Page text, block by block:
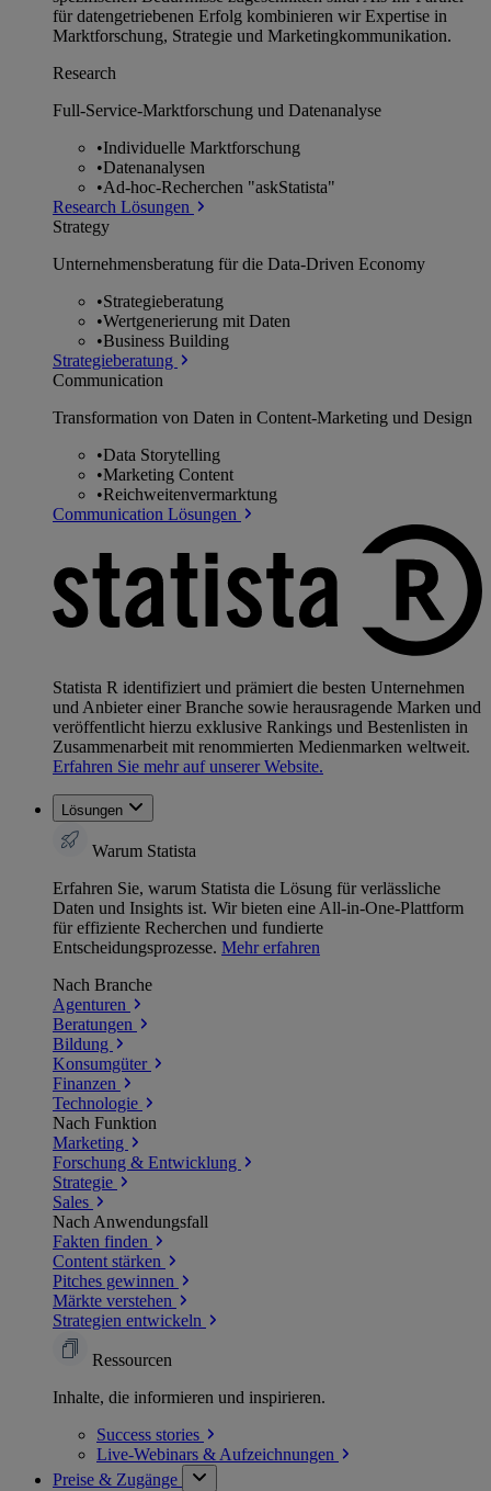
für datengetriebenen Erfolg kombinieren wir Expertise in
Marktforschung, Strategie und Marketingkommunikation.
Research
Full-Service-Marktforschung und Datenanalyse
•Individuelle Marktforschung
•Datenanalysen
•Ad-hoc-Recherchen "askStatista"
Research Lösungen
Strategy
Unternehmens­beratung für die Data-Driven Economy
•Strategieberatung
•Wertgenerierung mit Daten
•Business Building
Strategieberatung
Communication
Transformation von Daten in Content-Marketing und Design
•Data Storytelling
•Marketing Content
•Reichweitenvermarktung
Communication Lösungen
Statista R identifiziert und prämiert die besten Unternehmen
und Anbieter einer Branche sowie herausragende Marken und
veröffentlicht hierzu exklusive Rankings und Bestenlisten in
Zusammenarbeit mit renommierten Medienmarken weltweit.
Erfahren Sie mehr auf unserer Website.
Lösungen
Warum Statista
Erfahren Sie, warum Statista die Lösung für verlässliche
Daten und Insights ist. Wir bieten eine All-in-One-Plattform
für effiziente Recherchen und fundierte
Entscheidungsprozesse. Mehr erfahren
Nach Branche
Agenturen
Beratungen
Bildung
Konsumgüter
Finanzen
Technologie
Nach Funktion
Marketing
Forschung & Entwicklung
Strategie
Sales
Nach Anwendungsfall
Fakten finden
Content stärken
Pitches gewinnen
Märkte verstehen
Strategien entwickeln
Ressourcen
Inhalte, die informieren und inspirieren.
Success stories
Live-Webinars & Aufzeichnungen
Preise & Zugänge